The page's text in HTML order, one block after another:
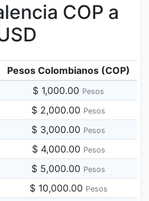
COP a
Pesos Colombianos (COP)
$ 1,000.00 Pesos
$ 2,000.00 Pesos
$ 3,000.00 Pesos
$ 4,000.00 Pesos
$ 5,000.00 Pesos
$ 10,000.00 Pesos